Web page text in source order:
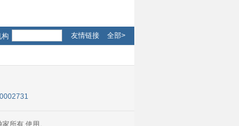
构 友情链接 全部>
所有 使用。